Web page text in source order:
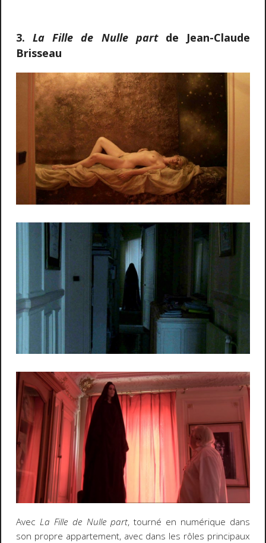
3.La Fille de Nulle partde Jean-Claude
Brisseau
Avec La Fille de Nulle part, tourné en numérique dans
son propre appartement, avec dans les rôles principaux